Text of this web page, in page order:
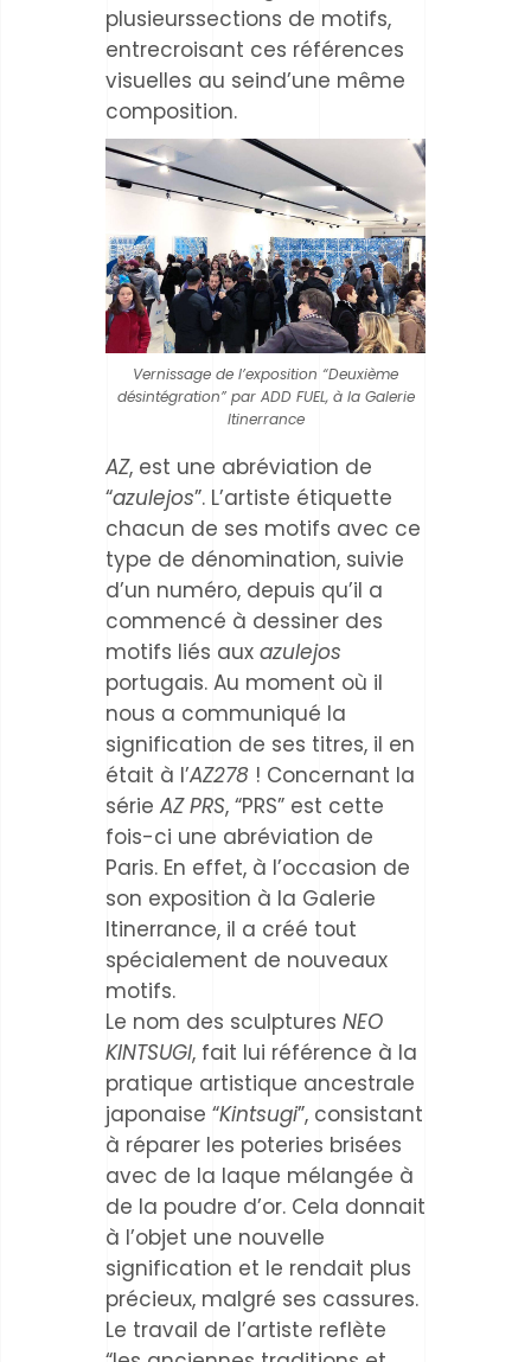
plusieurssections de motifs,
entrecroisant ces références
visuelles au seind’une même
composition.
Vernissage de l’exposition “Deuxième
désintégration” par ADD FUEL, à la Galerie
Itinerrance
AZ, est une abréviation de
“azulejos”. L’artiste étiquette
chacun de ses motifs avec ce
type de dénomination, suivie
d’un numéro, depuis qu’il a
commencé à dessiner des
motifs liés aux azulejos
portugais. Au moment où il
nous a communiqué la
signification de ses titres, il en
était à l’AZ278 ! Concernant la
série AZ PRS, “PRS” est cette
fois-ci une abréviation de
Paris. En effet, à l’occasion de
son exposition à la Galerie
Itinerrance, il a créé tout
spécialement de nouveaux
motifs.
Le nom des sculptures NEO
KINTSUGI, fait lui référence à la
pratique artistique ancestrale
japonaise “Kintsugi”, consistant
à réparer les poteries brisées
avec de la laque mélangée à
de la poudre d’or. Cela donnait
à l’objet une nouvelle
signification et le rendait plus
précieux, malgré ses cassures.
Le travail de l’artiste reflète